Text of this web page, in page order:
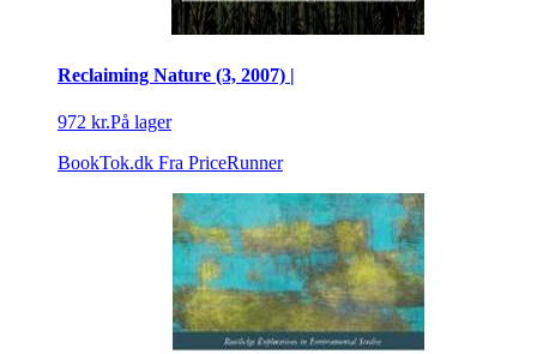
Reclaiming Nature (3, 2007) |
972 kr.På lager
BookTok.dk Fra PriceRunner